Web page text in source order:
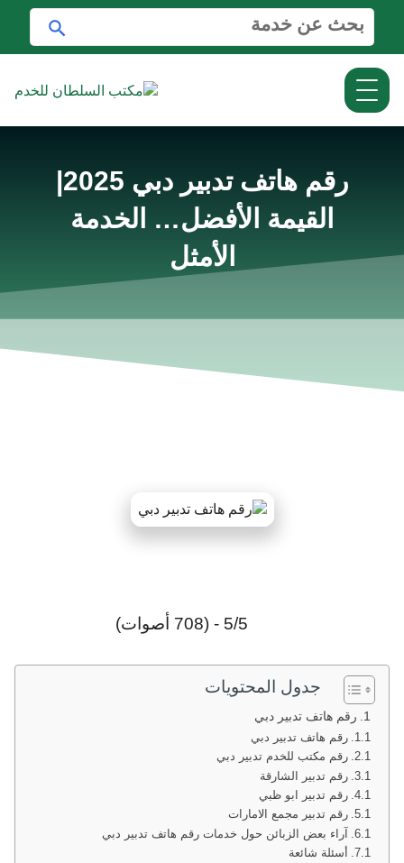
ب
ح
ث
ع
ب
ح
رقم هاتف تدبير دبي 2025|
القيمة الأفضل… الخدمة
الأمثل
5/5 - (708 أصوات)
جدول المحتويات
رقم هاتف تدبير دبي
رقم هاتف تدبير دبي
رقم مكتب للخدم تدبير دبي
رقم تدبير الشارقة
رقم تدبير ابو ظبي
رقم تدبير مجمع الامارات
آراء بعض الزبائن حول خدمات رقم هاتف تدبير دبي
أسئلة شائعة